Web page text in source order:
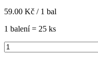
59.00 Kč / 1 bal
1 balení = 25 ks